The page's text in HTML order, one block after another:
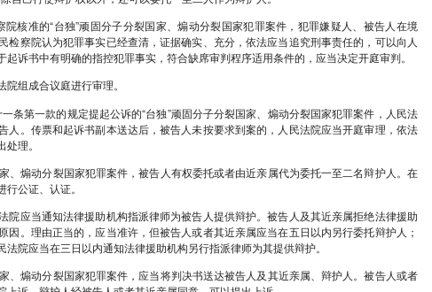
”分裂组织分裂活动的；
组织中起骨干作用的；
。
规定行为的，对首要分子或者罪行重大的，处无期徒刑
，可以判处死刑；对积极参加的，处三年以上十年以下
利。
裂出去为目的，实施下列行为之一的，依照刑法第一百零